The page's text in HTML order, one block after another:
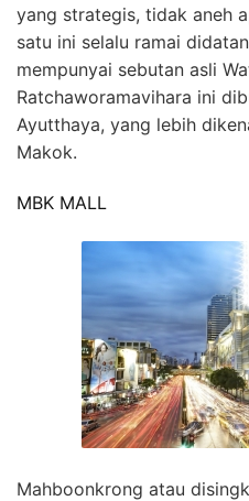
yang strategis, tidak aneh
satu ini selalu ramai
mempunyai sebutan asli
Ratchaworamavihara ini
Ayutthaya, yang lebih
Makok.
MBK MALL
Mahboonkrong atau